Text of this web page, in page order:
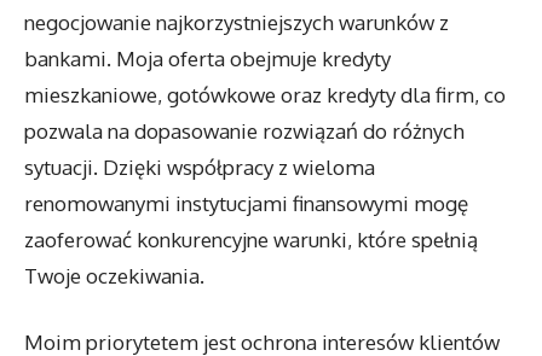
negocjowanie najkorzystniejszych warunków z
bankami. Moja oferta obejmuje kredyty
mieszkaniowe, gotówkowe oraz kredyty dla firm, co
pozwala na dopasowanie rozwiązań do różnych
sytuacji. Dzięki współpracy z wieloma
renomowanymi instytucjami finansowymi mogę
zaoferować konkurencyjne warunki, które spełnią
Twoje oczekiwania.
Moim priorytetem jest ochrona interesów klientów